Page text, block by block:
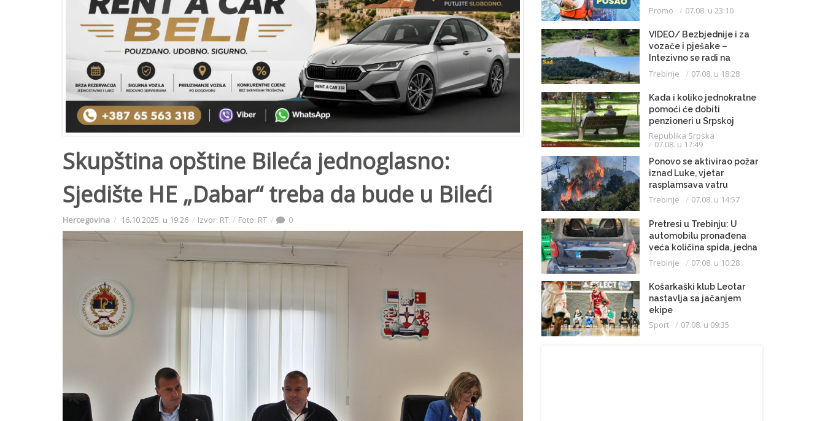
Skupština opštine Bileća jednoglasno:
Sjedište HE „Dabar“ treba da bude u Bileći
Hercegovina 16.10.2025. u 19:26 Izvor: RT Foto: RT 0
gradilišta
Promo 07.08. u 23:10
VIDEO/ Bezbjednije i za
vozače i pješake –
Intezivno se radi na
proširenju saobraćajnice
Trebinje 07.08. u 18:28
Kada i koliko jednokratne
pomoći će dobiti
penzioneri u Srpskoj
Republika Srpska
07.08. u 17:49
Ponovo se aktivirao požar
iznad Luke, vjetar
rasplamsava vatru
Trebinje 07.08. u 14:57
Pretresi u Trebinju: U
automobilu pronađena
veća količina spida, jedna
osoba uhapšena
Trebinje 07.08. u 10:28
Košarkaški klub Leotar
nastavlja sa jačanjem
ekipe
Sport 07.08. u 09:35